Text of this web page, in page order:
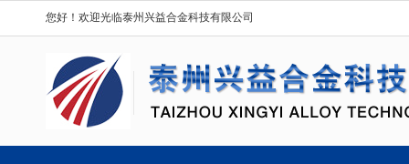
您好！欢迎光临泰州兴益合金科技有限公司